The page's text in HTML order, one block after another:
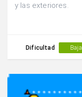
y las exteriores.
Dificultad Baja